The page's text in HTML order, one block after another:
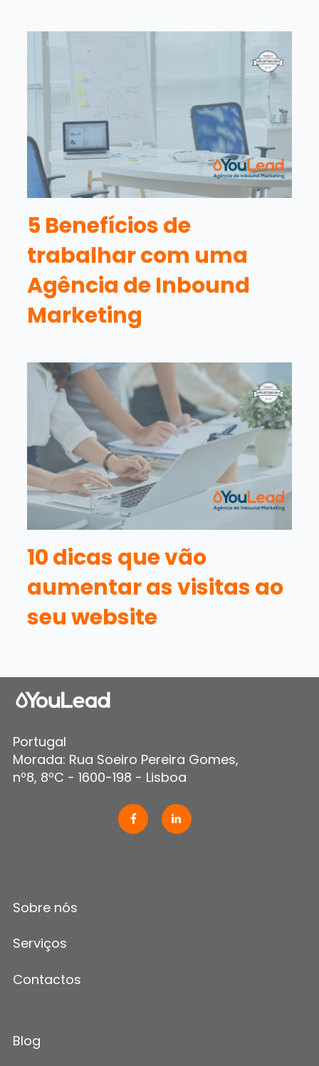
5 Benefícios de
trabalhar com uma
Agência de Inbound
Marketing
10 dicas que vão
aumentar as visitas ao
seu website
Portugal
Morada: Rua Soeiro Pereira Gomes,
nº8, 8ºC - 1600-198 - Lisboa
Sobre nós
Serviços
Contactos
Blog